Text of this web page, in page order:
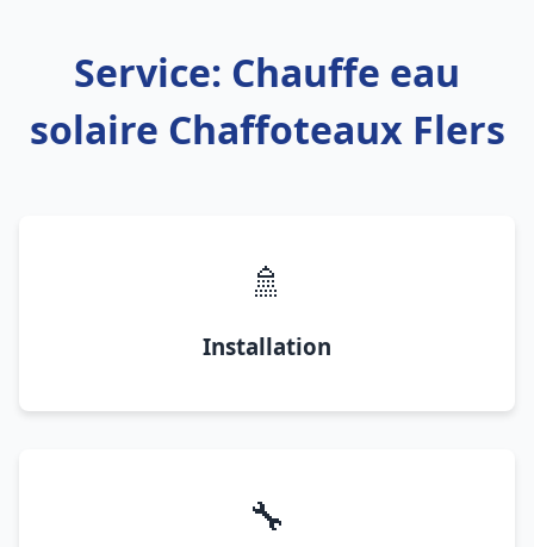
Service: Chauffe eau
solaire Chaffoteaux Flers
🚿
Installation
🔧